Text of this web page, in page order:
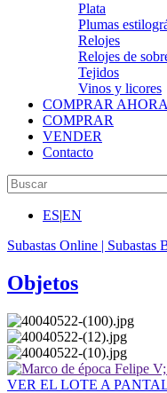
Plata
Plumas
Relojes
Relojes de
Tejidos
Vinos y licores
COMPRAR AHORA
COMPRAR
VENDER
Contacto
ES|EN
Subastas Online | Subastas
Objetos
VER EL LOTE A